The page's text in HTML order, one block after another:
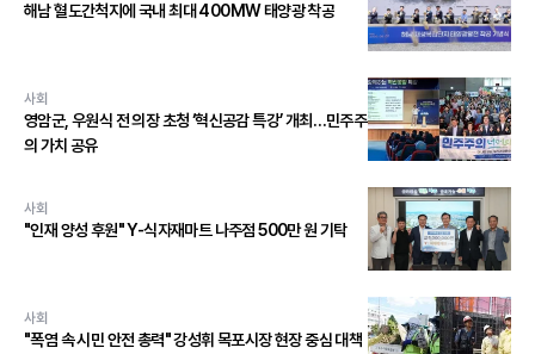
해남 혈도간척지에 국내 최대 400MW 태양광 착공
사회
영암군, 우원식 전 의장 초청 ‘혁신공감 특강’ 개최…민주주
의 가치 공유
사회
"인재 양성 후원" Y-식자재마트 나주점 500만 원 기탁
사회
"폭염 속 시민 안전 총력" 강성휘 목포시장 현장 중심 대책